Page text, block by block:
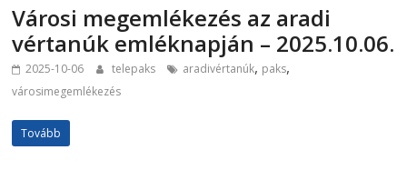
Városi megemlékezés az aradi
vértanúk emléknapján – 2025.10.06.
2025-10-06 telepaks aradivértanúk, paks,
városimegemlékezés
Tovább